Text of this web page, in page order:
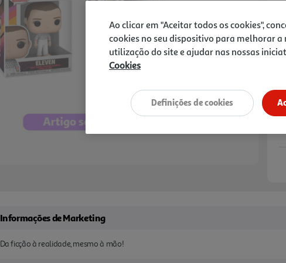
Informações de Marketing
Da ficção à realidade, mesmo à mão!
Ao clicar em "Aceitar todos os cookies",
cookies no seu dispositivo para melhorar a
utilização do site e ajudar nas nossas
Cookies
Definições de cookies